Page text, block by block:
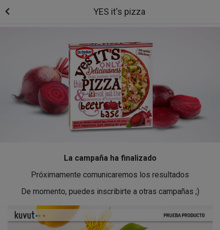
YES it's pizza
La campaña ha finalizado
Próximamente comunicaremos los resultados
De momento, puedes inscribirte a otras campañas ;)